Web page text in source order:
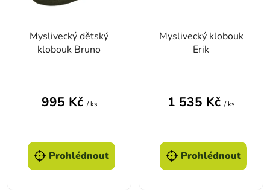
Myslivecký dětský
klobouk Bruno
995 Kč / ks
Prohlédnout
Myslivecký klobouk
Erik
1 535 Kč / ks
Prohlédnout